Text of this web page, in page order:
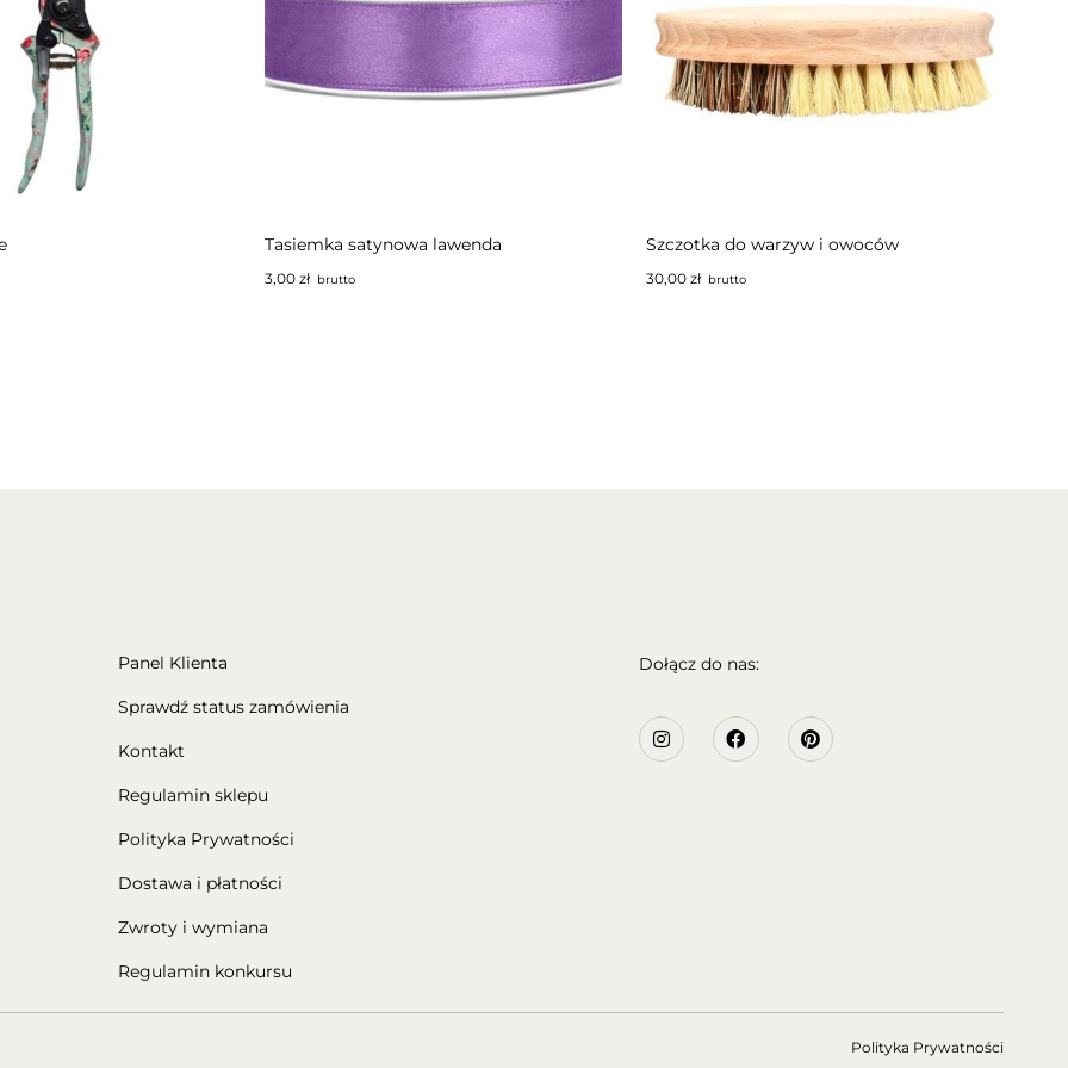
Tasiemka satynowa lawenda
3,00 złbrutto
Szczotka do warzyw i owoców
30,00 złbrutto
Panel Klienta
Sprawdź status zamówienia
Kontakt
Regulamin sklepu
Polityka Prywatności
Dostawa i płatności
Zwroty i wymiana
Regulamin konkursu
Dołącz do nas:
Polityka Prywatności